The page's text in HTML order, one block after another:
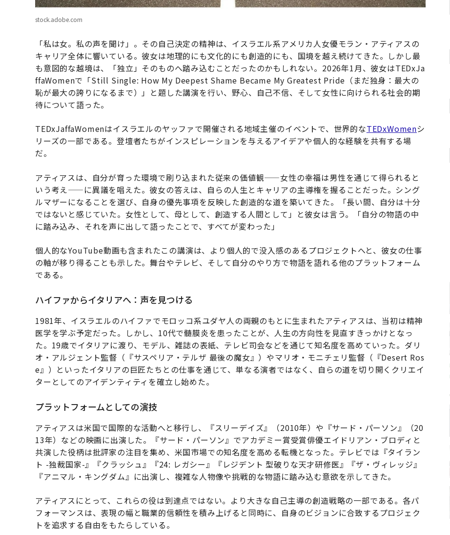
stock.adobe.com
「私は女。私の声を聞け」。その自己決定の精神は、イスラエル系アメリカ人女優モラン・アティアスの
キャリア全体に響いている。彼女は地理的にも文化的にも創造的にも、国境を越え続けてきた。しかし最
も意図的な越境は、「独立」そのものへ踏み込むことだったのかもしれない。2026年1月、彼女はTEDxJa
ffaWomenで「Still Single: How My Deepest Shame Became My Greatest Pride（まだ独身：最大の
恥が最大の誇りになるまで）」と題した講演を行い、野心、自己不信、そして女性に向けられる社会的期
待について語った。
TEDxJaffaWomenはイスラエルのヤッファで開催される地域主催のイベントで、世界的なTEDxWomenシ
リーズの一部である。登壇者たちがインスピレーションを与えるアイデアや個人的な経験を共有する場
だ。
アティアスは、自分が育った環境で刷り込まれた従来の価値観——女性の幸福は男性を通じて得られると
いう考え——に異議を唱えた。彼女の答えは、自らの人生とキャリアの主導権を握ることだった。シング
ルマザーになることを選び、自身の優先事項を反映した創造的な道を築いてきた。「長い間、自分は十分
ではないと感じていた。女性として、母として、創造する人間として」と彼女は言う。「自分の物語の中
に踏み込み、それを声に出して語ったことで、すべてが変わった」
個人的なYouTube動画も含まれたこの講演は、より個人的で没入感のあるプロジェクトへと、彼女の仕事
の軸が移り得ることも示した。舞台やテレビ、そして自分のやり方で物語を語れる他のプラットフォーム
である。
ハイファからイタリアへ：声を見つける
1981年、イスラエルのハイファでモロッコ系ユダヤ人の両親のもとに生まれたアティアスは、当初は精神
医学を学ぶ予定だった。しかし、10代で髄膜炎を患ったことが、人生の方向性を見直すきっかけとなっ
た。19歳でイタリアに渡り、モデル、雑誌の表紙、テレビ司会などを通じて知名度を高めていった。ダリ
オ・アルジェント監督（『サスペリア・テルザ 最後の魔女』）やマリオ・モニチェリ監督（『Desert Ros
e』）といったイタリアの巨匠たちとの仕事を通じて、単なる演者ではなく、自らの道を切り開くクリエイ
ターとしてのアイデンティティを確立し始めた。
プラットフォームとしての演技
アティアスは米国で国際的な活動へと移行し、『スリーデイズ』（2010年）や『サード・パーソン』（20
13年）などの映画に出演した。『サード・パーソン』でアカデミー賞受賞俳優エイドリアン・ブロディと
共演した役柄は批評家の注目を集め、米国市場での知名度を高める転機となった。テレビでは『タイラン
ト -独裁国家-』『クラッシュ』『24: レガシー』『レジデント 型破りな天才研修医』『ザ・ヴィレッジ』
『アニマル・キングダム』に出演し、複雑な人物像や挑戦的な物語に踏み込む意欲を示してきた。
アティアスにとって、これらの役は到達点ではない。より大きな自己主導の創造戦略の一部である。各パ
フォーマンスは、表現の幅と職業的信頼性を積み上げると同時に、自身のビジョンに合致するプロジェク
トを追求する自由をもたらしている。